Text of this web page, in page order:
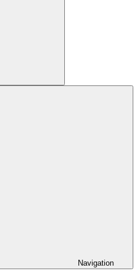
Navigation